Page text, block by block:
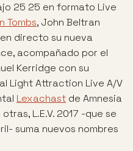
25 25 en formato Live
Tombs, John Beltran
directo su nueva
acompañado por el
Kerridge con su
Light Attraction Live A/V
Lexachast de Amnesia
L.E.V. 2017 -que se
suma nuevos nombres